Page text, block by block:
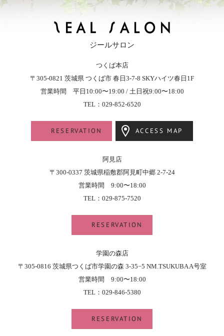
ZEAL SALON - ジールサロン
ジールサロン
つくば本店
〒305-0821 茨城県 つくば市 春日3-7-8 SKYハイツ春日1F
営業時間 平日10:00〜19:00 / 土日祝9:00〜18:00
TEL：029-852-6520
RESERVATION ACCESS MAP
阿見店
〒300-0337 茨城県稲敷郡阿見町中郷 2-7-24
営業時間 9:00〜18:00
TEL：029-875-7520
RESERVATION
学園の森店
〒305-0816 茨城県つくば市学園の森 3-35−5 NM.TSUKUBA A号室
営業時間 9:00〜18:00
TEL：029-846-5380
RESERVATION